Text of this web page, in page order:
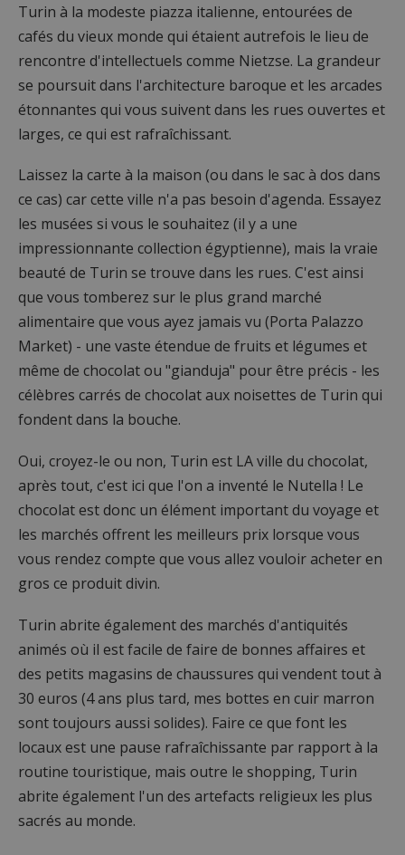
Turin à la modeste piazza italienne, entourées de
cafés du vieux monde qui étaient autrefois le lieu de
rencontre d'intellectuels comme Nietzse. La grandeur
se poursuit dans l'architecture baroque et les arcades
étonnantes qui vous suivent dans les rues ouvertes et
larges, ce qui est rafraîchissant.
Laissez la carte à la maison (ou dans le sac à dos dans
ce cas) car cette ville n'a pas besoin d'agenda. Essayez
les musées si vous le souhaitez (il y a une
impressionnante collection égyptienne), mais la vraie
beauté de Turin se trouve dans les rues. C'est ainsi
que vous tomberez sur le plus grand marché
alimentaire que vous ayez jamais vu (Porta Palazzo
Market) - une vaste étendue de fruits et légumes et
même de chocolat ou "gianduja" pour être précis - les
célèbres carrés de chocolat aux noisettes de Turin qui
fondent dans la bouche.
Oui, croyez-le ou non, Turin est LA ville du chocolat,
après tout, c'est ici que l'on a inventé le Nutella ! Le
chocolat est donc un élément important du voyage et
les marchés offrent les meilleurs prix lorsque vous
vous rendez compte que vous allez vouloir acheter en
gros ce produit divin.
Turin abrite également des marchés d'antiquités
animés où il est facile de faire de bonnes affaires et
des petits magasins de chaussures qui vendent tout à
30 euros (4 ans plus tard, mes bottes en cuir marron
sont toujours aussi solides). Faire ce que font les
locaux est une pause rafraîchissante par rapport à la
routine touristique, mais outre le shopping, Turin
abrite également l'un des artefacts religieux les plus
sacrés au monde.